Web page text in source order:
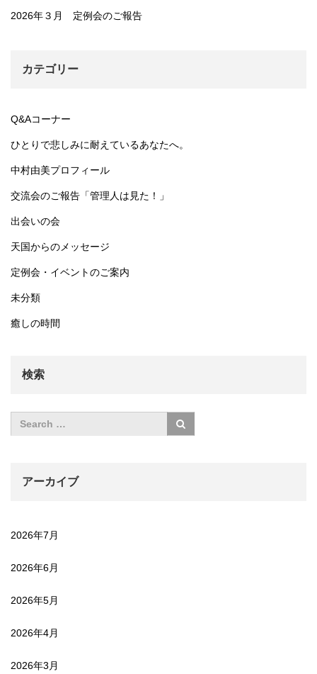
2026年３月 定例会のご報告
カテゴリー
Q&Aコーナー
ひとりで悲しみに耐えているあなたへ。
中村由美プロフィール
交流会のご報告「管理人は見た！」
出会いの会
天国からのメッセージ
定例会・イベントのご案内
未分類
癒しの時間
検索
アーカイブ
2026年7月
2026年6月
2026年5月
2026年4月
2026年3月